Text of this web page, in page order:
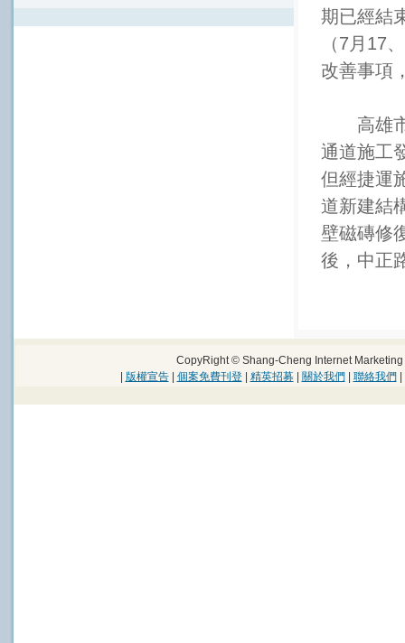
期已經結
（7月17
改善事項
高雄市
通道施工
但經捷運
道新建結
壁磁磚修
後，中正
CopyRight © Shang-Cheng Internet
版權宣告| 個案免費刊登| 精英招募| 關於我們 聯絡我們